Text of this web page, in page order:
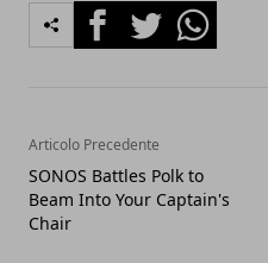
FacebookTwitterWhatsapp
Articolo Precedente
SONOS Battles Polk to
Beam Into Your Captain's
Chair